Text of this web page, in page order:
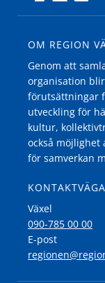
OM REGION
Genom att
organisation
förutsättningar
utveckling för
kultur,
också möjlighet
för samverkan
Växel
090-785 00 00
E-post